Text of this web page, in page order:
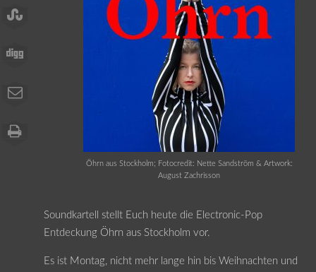
Öhrn aus Stockholm; Fotocredit: Nette Sandström & Artwork:
August Zachrisson
Soundkartell stellt Euch heute die Electronic-Pop
Entdeckung Öhrn aus Stockholm vor.
Es ist Montag, nicht mehr lange hin bis Weihnachten und